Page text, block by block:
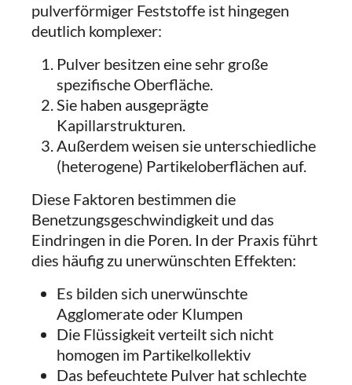
pulverförmiger Feststoffe ist hingegen
deutlich komplexer:
Pulver besitzen eine sehr große
spezifische Oberfläche.
Sie haben ausgeprägte
Kapillarstrukturen.
Außerdem weisen sie unterschiedliche
(heterogene) Partikeloberflächen auf.
Diese Faktoren bestimmen die
Benetzungsgeschwindigkeit und das
Eindringen in die Poren. In der Praxis führt
dies häufig zu unerwünschten Effekten:
Es bilden sich unerwünschte
Agglomerate oder Klumpen
Die Flüssigkeit verteilt sich nicht
homogen im Partikelkollektiv
Das befeuchtete Pulver hat schlechte